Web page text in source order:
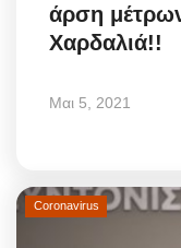
Aegean Islands
Σεβασμιώτατος
Cost Of Living Crisis
άρση
Χαρδαλιά!!
Μαι 5, 2021
Coronavirus